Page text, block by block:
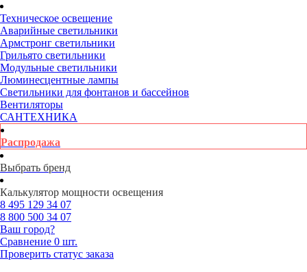
Техническое освещение
Аварийные светильники
Армстронг светильники
Грильято светильники
Модульные светильники
Люминесцентные лампы
Светильники для фонтанов и бассейнов
Вентиляторы
САНТЕХНИКА
Распродажа
Выбрать бренд
Калькулятор мощности освещения
8 495 129 34 07
8 800 500 34 07
Ваш город?
Сравнение 0 шт.
Проверить статус заказа